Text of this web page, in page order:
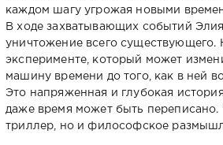
каждом шагу угрожая новыми
В ходе захватывающих событий Элия
уничтожение всего
эксперименте, который может
машину времени до того, как в ней
Это напряженная и глубокая
даже время может быть переписано.
триллер, но и философское